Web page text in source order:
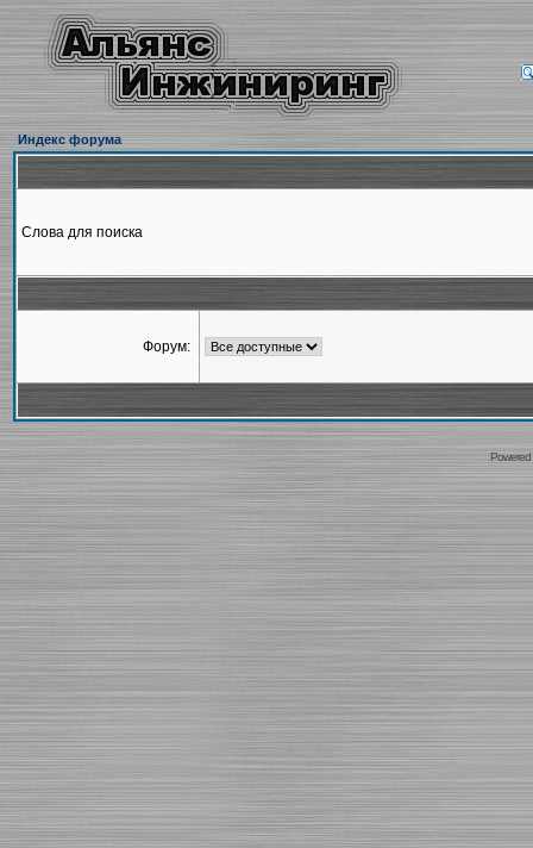
Индекс форума
Слова для поиска
Форум: